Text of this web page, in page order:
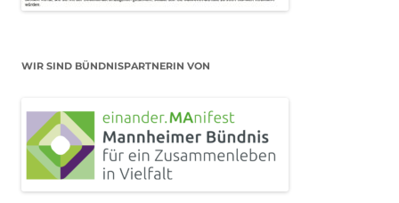
WIR SIND BÜNDNISPARTNERIN VON